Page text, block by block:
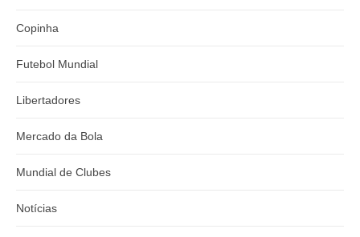
Copinha
Futebol Mundial
Libertadores
Mercado da Bola
Mundial de Clubes
Notícias